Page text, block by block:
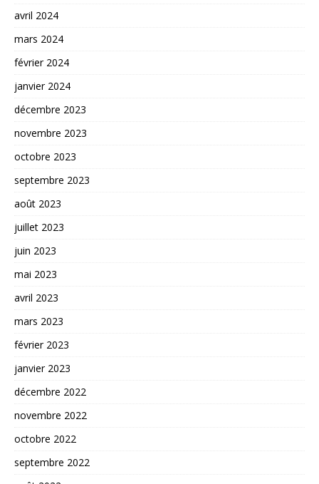
avril 2024
mars 2024
février 2024
janvier 2024
décembre 2023
novembre 2023
octobre 2023
septembre 2023
août 2023
juillet 2023
juin 2023
mai 2023
avril 2023
mars 2023
février 2023
janvier 2023
décembre 2022
novembre 2022
octobre 2022
septembre 2022